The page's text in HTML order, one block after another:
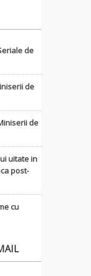
de
de
de
uitate in
post-
cu